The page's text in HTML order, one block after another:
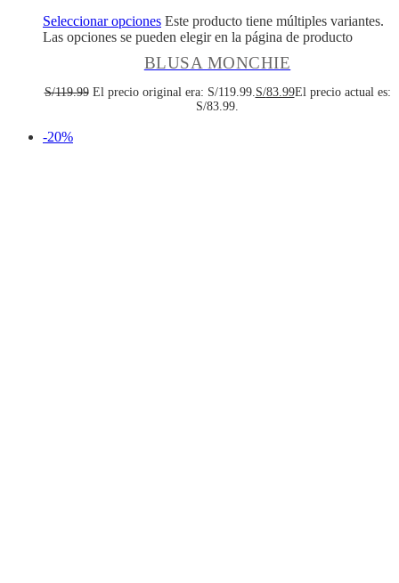
Seleccionar opciones Este producto tiene múltiples variantes.
Las opciones se pueden elegir en la página de producto
BLUSA MONCHIE
S/119.99 El precio original era: S/119.99. S/83.99El precio actual es:
S/83.99.
-20%